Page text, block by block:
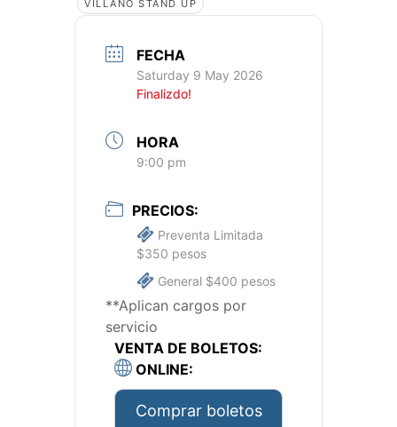
VILLANO STAND UP
FECHA
Saturday 9 May 2026
Finalizdo!
HORA
9:00 pm
PRECIOS:
Preventa Limitada
$350 pesos
General $400 pesos
**Aplican cargos por
servicio
VENTA DE BOLETOS:
ONLINE:
Comprar boletos